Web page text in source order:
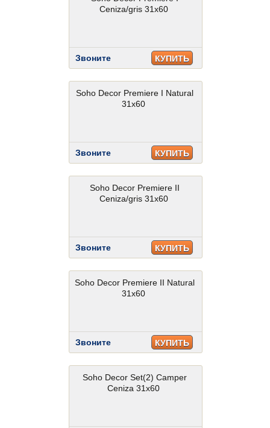
Ceniza/gris 31x60
Звоните КУПИТЬ
Soho Decor Premiere I Natural
31x60
Звоните КУПИТЬ
Soho Decor Premiere II
Ceniza/gris 31x60
Звоните КУПИТЬ
Soho Decor Premiere II Natural
31x60
Звоните КУПИТЬ
Soho Decor Set(2) Camper
Ceniza 31x60